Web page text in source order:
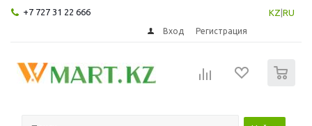
+7 727 31 22 666 KZ RU
Вход Регистрация